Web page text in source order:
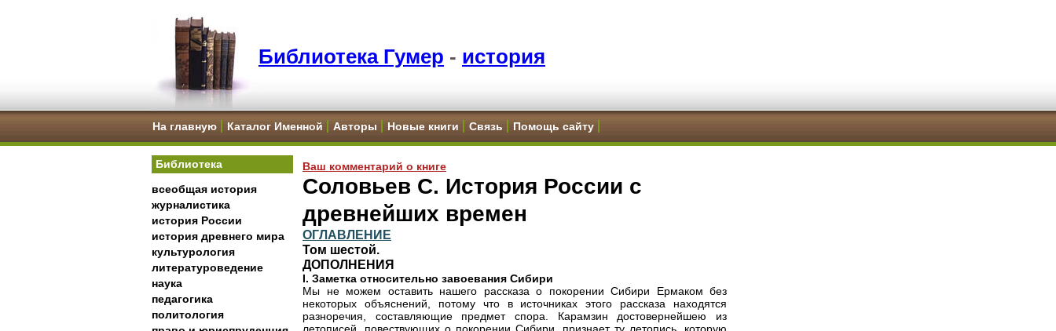
Библиотека Гумер - история
На главную Каталог Именной Авторы Новые книги Связь Помощь сайту
Библиотека
всеобщая история
журналистика
история России
история древнего мира
культурология
литературоведение
наука
педагогика
политология
Ваш комментарий о книге
Соловьев С. История России с
древнейших времен
ОГЛАВЛЕНИЕ
Том шестой.
ДОПОЛНЕНИЯ
I. Заметка относительно завоевания Сибири
Мы не можем оставить нашего рассказа о покорении Сибири Ермаком без
некоторых объяснений, потому что в источниках этого рассказа находятся
разноречия, составляющие предмет спора. Карамзин достовернейшею из